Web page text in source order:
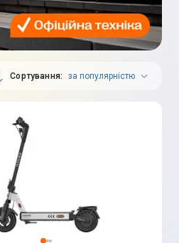
Сортування за популярністю